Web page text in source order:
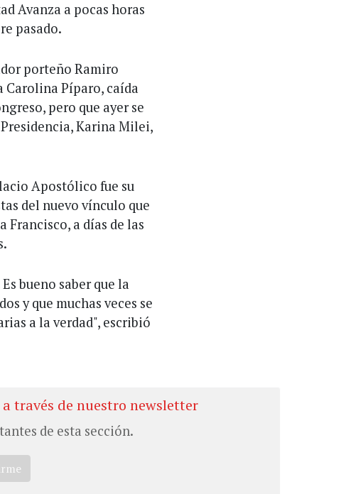
Avanza a pocas horas
pasado.
porteño Ramiro
Carolina Píparo, caída
pero que ayer se
Karina Milei,
Apostólico fue su
del nuevo vínculo que
Francisco, a días de las
bueno saber que la
y que muchas veces se
a la verdad", escribió
través de nuestro newsletter
de esta sección.